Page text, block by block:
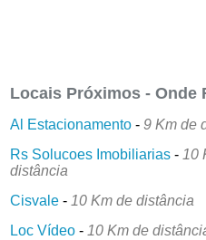
Locais Próximos - Onde
Al Estacionamento -9 Km de
Rs Solucoes Imobiliarias - 10
distância
Cisvale - 10 Km de distância
Loc Vídeo - 10 Km de